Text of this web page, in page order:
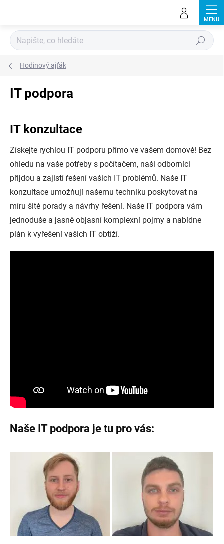
Hledat
Hodinový ajťák
IT podpora
IT konzultace
Získejte rychlou IT podporu přímo ve vašem domově! Bez
ohledu na vaše potřeby s počítačem, naši odborníci
přijdou a zajistí řešení vašich IT problémů. Naše IT
konzultace umožňují našemu techniku poskytovat na
míru šité porady a návrhy řešení. Naše IT podpora vám
jednoduše a jasně objasní komplexní pojmy a nabídne
plán k vyřešení vašich IT obtíží.
Naše IT podpora je tu pro vás: